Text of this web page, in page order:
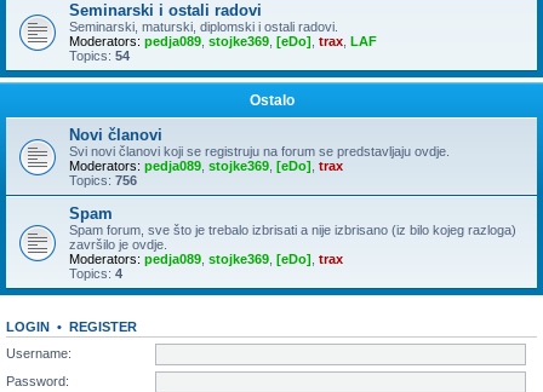
Seminarski i ostali radovi
Seminarski, maturski, diplomski i ostali radovi.
Moderators: pedja089 stojke369 [eDo] trax LAF
Topics: 54
Ostalo
Novi članovi
Svi novi članovi koji se registruju na forum se predstavljaju ovdje.
Moderators: pedja089 stojke369 [eDo] trax
Topics: 756
Spam
Spam forum, sve što je trebalo izbrisati a nije izbrisano (iz bilo kojeg razloga)
završilo je ovdje.
Moderators: pedja089 stojke369 [eDo] trax
Topics: 4
LOGIN • REGISTER
Username:
Password: